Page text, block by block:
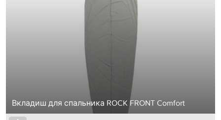
Вкладиш для спальника ROCK FRONT Comfort